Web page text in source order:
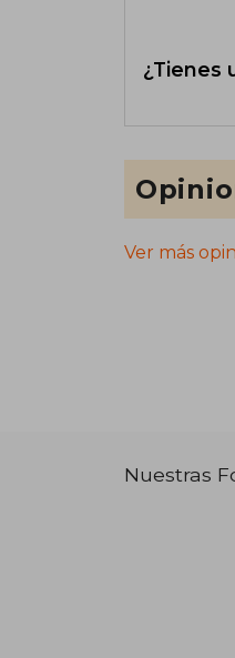
¿Tienes
Ver más
Nuestras